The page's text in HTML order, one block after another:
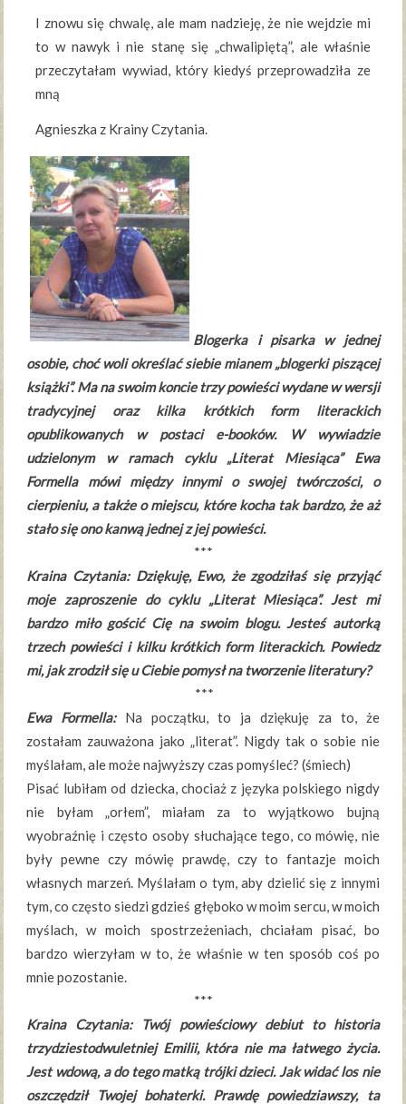
I znowu się chwalę, ale mam nadzieję, że nie wejdzie mi
to w nawyk i nie stanę się „chwalipiętą”, ale właśnie
przeczytałam wywiad, który kiedyś przeprowadziła ze
mną
Agnieszka z Krainy Czytania.
Blogerka i pisarka w jednej
osobie, choć woli określać siebie mianem „blogerki piszącej
książki”. Ma na swoim koncie trzy powieści wydane w wersji
tradycyjnej oraz kilka krótkich form literackich
opublikowanych w postaci e-booków. W wywiadzie
udzielonym w ramach cyklu „Literat Miesiąca” Ewa
Formella mówi między innymi o swojej twórczości, o
cierpieniu, a także o miejscu, które kocha tak bardzo, że aż
stało się ono kanwą jednej z jej powieści.
***
Kraina Czytania: Dziękuję, Ewo, że zgodziłaś się przyjąć
moje zaproszenie do cyklu „Literat Miesiąca”. Jest mi
bardzo miło gościć Cię na swoim blogu. Jesteś autorką
trzech powieści i kilku krótkich form literackich. Powiedz
mi, jak zrodził się u Ciebie pomysł na tworzenie literatury?
***
Ewa Formella:Na początku, to ja dziękuję za to, że
zostałam zauważona jako „literat”. Nigdy tak o sobie nie
myślałam, ale może najwyższy czas pomyśleć? (śmiech)
Pisać lubiłam od dziecka, chociaż z języka polskiego nigdy
nie byłam „orłem”, miałam za to wyjątkowo bujną
wyobraźnię i często osoby słuchające tego, co mówię, nie
były pewne czy mówię prawdę, czy to fantazje moich
własnych marzeń. Myślałam o tym, aby dzielić się z innymi
tym, co często siedzi gdzieś głęboko w moim sercu, w moich
myślach, w moich spostrzeżeniach, chciałam pisać, bo
bardzo wierzyłam w to, że właśnie w ten sposób coś po
mnie pozostanie.
***
Kraina Czytania: Twój powieściowy debiut to historia
trzydziestodwuletniej Emilii, która nie ma łatwego życia.
Jest wdową, a do tego matką trójki dzieci. Jak widać los nie
oszczędził Twojej bohaterki. Prawdę powiedziawszy, ta